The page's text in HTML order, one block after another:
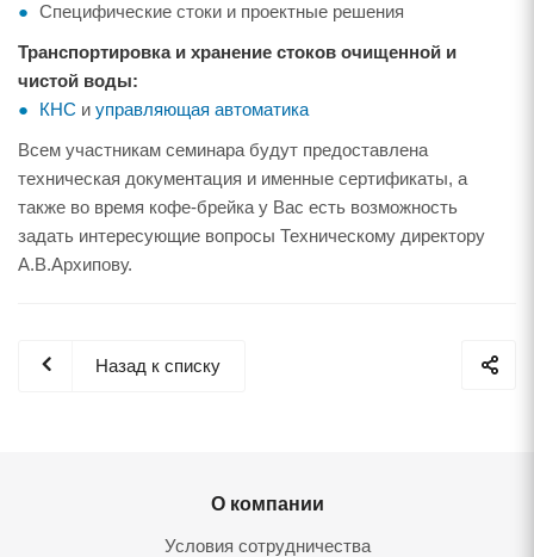
Специфические стоки и проектные решения
Транспортировка и хранение стоков очищенной и
чистой воды:
КНС и управляющая автоматика
Всем участникам семинара будут предоставлена
техническая документация и именные сертификаты, а
также во время кофе-брейка у Вас есть возможность
задать интересующие вопросы Техническому директору
А.В.Архипову.
Назад к списку
О компании
Условия сотрудничества